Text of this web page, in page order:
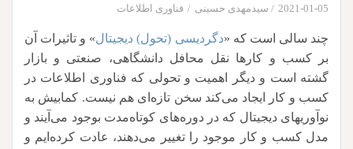
2021-01-05 سیدمهدی حسینی فناوری اطلاعات
چند سالی است که «دگردیسی (تحول) دیجیتال» و تاثیرات آن
بر کسب و کارها نقل محافل دانشگاهی، صنعتی و بازار
گشته است و دیگر اهمیت و تحولی که فناوری اطلاعات در
کسب و کار ایجاد می‌کند سخن تازه‌ای هم نیست. کمابیش به
نوآوریهای دیجیتال که در دوره‌های کوتاه‌مدت بوجود می‌آیند و
مدل کسب و کار موجود را تغییر می‌دهند، عادت کرده‌ایم و